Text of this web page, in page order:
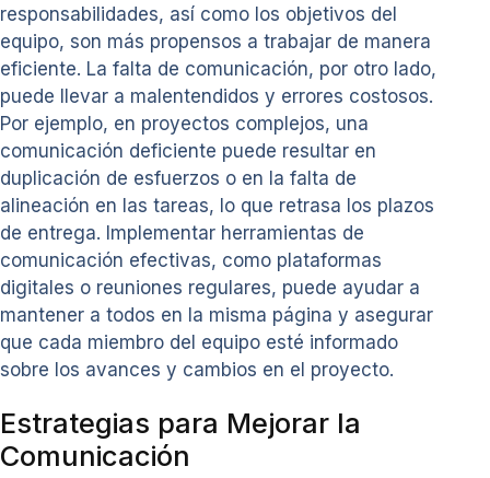
responsabilidades, así como los objetivos del
equipo, son más propensos a trabajar de manera
eficiente. La falta de comunicación, por otro lado,
puede llevar a malentendidos y errores costosos.
Por ejemplo, en proyectos complejos, una
comunicación deficiente puede resultar en
duplicación de esfuerzos o en la falta de
alineación en las tareas, lo que retrasa los plazos
de entrega. Implementar herramientas de
comunicación efectivas, como plataformas
digitales o reuniones regulares, puede ayudar a
mantener a todos en la misma página y asegurar
que cada miembro del equipo esté informado
sobre los avances y cambios en el proyecto.
Estrategias para Mejorar la
Comunicación